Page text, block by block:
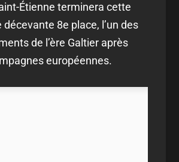
Étienne terminera cette
décevante 8e place, l’un des
de l’ère Galtier après
européennes.